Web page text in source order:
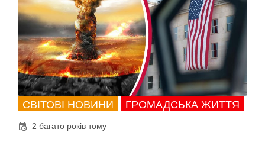
СВІТОВІ НОВИНИ ГРОМАДСЬКА ЖИТТЯ
2 багато років тому